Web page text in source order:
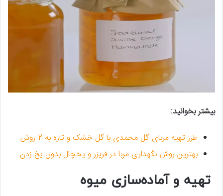
بیشتر بخوانید:
طرز تهیه مربای گل محمدی با گل خشک و تازه به 2 روش
بهترین روش نگهداری مربا در فریزر و یخچال بدون یخ زدن
تهیه و آماده‌سازی میوه